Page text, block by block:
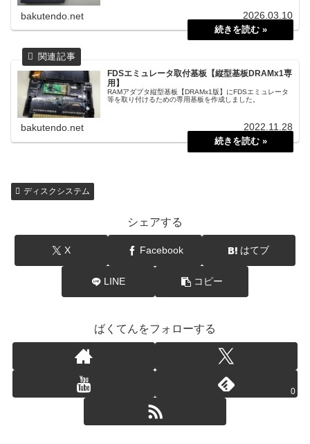
bakutendo.net 2026.03.10
FDSエミュレータ取付基板【縦型基板DRAMx1専
用】
RAMアダプタ縦型基板【DRAMx1版】にFDSエミュレータ
等を取り付けるための専用基板を作成しました。
bakutendo.net 2022.11.28
ディスクシステム
シェアする
X Facebook はてブ
LINE コピー
ばくてんをフォローする
0